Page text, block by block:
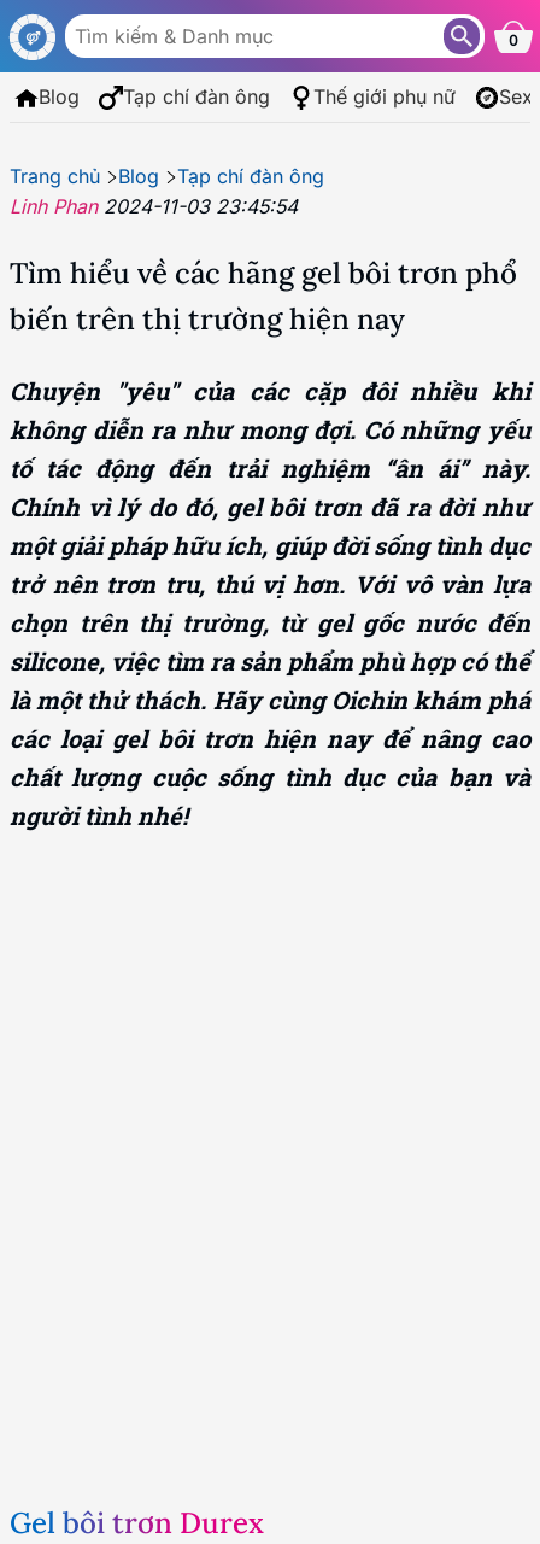
0
Blog Tạp chí đàn ông Thế giới phụ nữ
Trang chủ Blog
Tạp chí đàn ông
Linh Phan 2024-11-03 23:45:54
Tìm hiểu về các hãng gel bôi trơn phổ
biến trên thị trường hiện nay
Chuyện "yêu" của các cặp đôi nhiều khi
không diễn ra như mong đợi. Có những yếu
tố tác động đến trải nghiệm “ân ái” này.
Chính vì lý do đó, gel bôi trơn đã ra đời như
một giải pháp hữu ích, giúp đời sống tình dục
trở nên trơn tru, thú vị hơn. Với vô vàn lựa
chọn trên thị trường, từ gel gốc nước đến
silicone, việc tìm ra sản phẩm phù hợp có thể
là một thử thách. Hãy cùng Oichin khám phá
các loại gel bôi trơn hiện nay để nâng cao
chất lượng cuộc sống tình dục của bạn và
người tình nhé!
Gel bôi trơn Durex